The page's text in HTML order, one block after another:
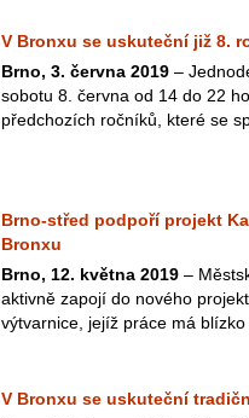
V Bronxu se uskuteční již 8.
Brno, 3. června 2019 –
sobotu 8. června od 14 do 22
předchozích ročníků, které se
Brno-střed podpoří projekt
Bronxu
Brno, 12. května 2019 –
aktivně zapojí do nového
výtvarnice, jejíž práce má
V Bronxu se uskuteční